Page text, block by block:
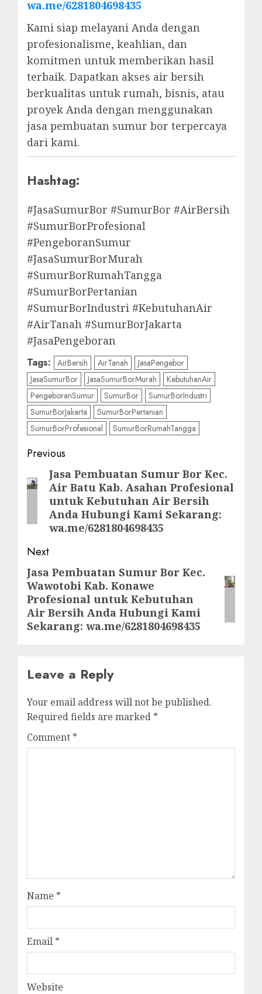
wa.me/6281804698435
Kami siap melayani Anda dengan
profesionalisme, keahlian, dan
komitmen untuk memberikan hasil
terbaik. Dapatkan akses air bersih
berkualitas untuk rumah, bisnis, atau
proyek Anda dengan menggunakan
jasa pembuatan sumur bor terpercaya
dari kami.
Hashtag:
#JasaSumurBor #SumurBor #AirBersih
#SumurBorProfesional
#PengeboranSumur
#JasaSumurBorMurah
#SumurBorRumahTangga
#SumurBorPertanian
#SumurBorIndustri #KebutuhanAir
#AirTanah #SumurBorJakarta
#JasaPengeboran
Tags: AirBersih AirTanah
JasaPengebor
JasaSumurBor
JasaSumurBorMurah
KebutuhanAir
PengeboranSumur
SumurBor
SumurBorIndustri
SumurBorJakarta
SumurBorPertanian
SumurBorProfesional
SumurBorRumahTangga
Post
navigation
Previous
Previous
post:
Jasa Pembuatan Sumur Bor Kec.
Air Batu Kab. Asahan Profesional
untuk Kebutuhan Air Bersih
Anda Hubungi Kami Sekarang:
wa.me/6281804698435
Next
Next
post:
Jasa Pembuatan Sumur Bor Kec.
Wawotobi Kab. Konawe
Profesional untuk Kebutuhan
Air Bersih Anda Hubungi Kami
Sekarang: wa.me/6281804698435
Leave a Reply
Your email address will not be published.
Required fields are marked *
Comment *
Name *
Email *
Website